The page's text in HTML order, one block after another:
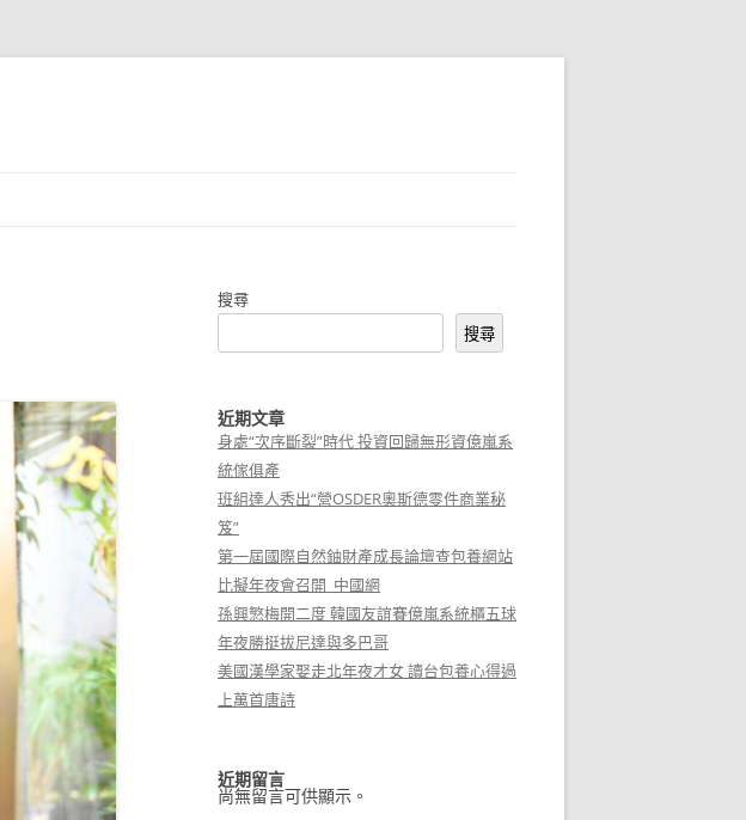
搜尋
搜尋
近期文章
身處“次序斷裂”時代 投資回歸無形資億嵐系
統傢俱產
班組達人秀出“營OSDER奧斯德零件商業秘
笈”
第一屆國際自然鈾財產成長論壇查包養網站
比擬年夜會召開_中國網
孫興慜梅開二度 韓國友誼賽億嵐系統櫃五球
年夜勝挺拔尼達與多巴哥
美國漢學家娶走北年夜才女 讀台包養心得過
上萬首唐詩
近期留言
尚無留言可供顯示。